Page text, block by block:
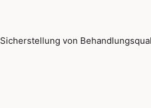
Sicherstellung von